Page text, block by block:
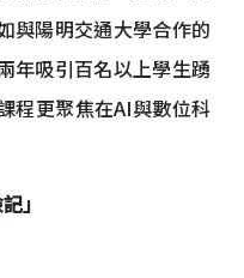
與陽明交通大學合作的
年吸引百名以上學生踴
程更聚焦在AI與數位科
」